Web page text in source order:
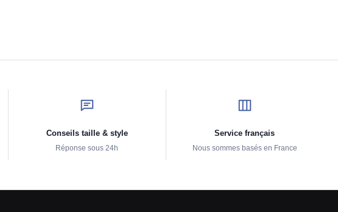
Conseils taille & style
Réponse sous 24h
Service français
Nous sommes basés en France